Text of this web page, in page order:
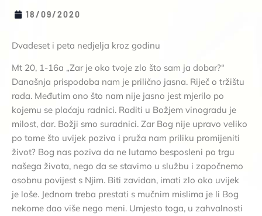
18/09/2020
Dvadeset i peta nedjelja kroz godinu
Mt 20, 1-16a „Zar je oko tvoje zlo što sam ja dobar?“
Današnja prispodoba nam je prilično jasna. Riječ o tržištu
rada. Međutim ono što nam nije jasno jest mjerilo po
kojemu se plaćaju radnici. Raditi u Božjem vinogradu je
milost, dar. Božji smo suradnici. Zar Bog nije upravo veliko
po tome što uvijek poziva i pruža nam priliku promijeniti
život? Bog nas poziva da ne lutamo besposleni po trgu
našega života, nego da se stavimo u službu i započnemo
osobnu povijest s Njim. Biti zavidan, imati zlo oko uvijek
je loše. Jednom treba prestati s mučnim mislima je li Bog
nekome dao više nego meni. Umjesto toga, u zahvalnosti